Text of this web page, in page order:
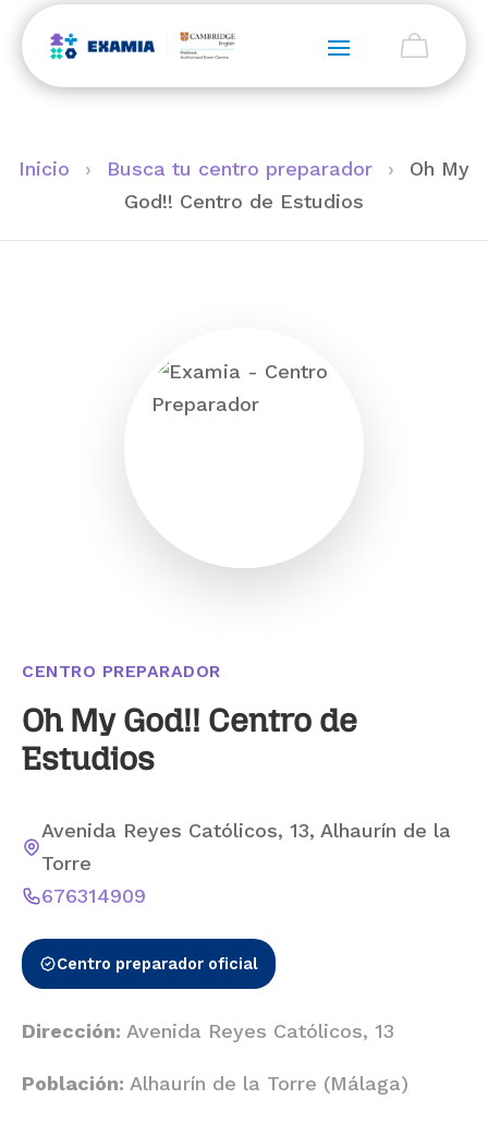
Inicio › Busca tu centro preparador ›
Oh My
God!! Centro de Estudios
CENTRO PREPARADOR
Oh My God!! Centro de
Estudios
Avenida Reyes Católicos, 13, Alhaurín de la
Torre
676314909
Centro preparador oficial
Dirección: Avenida Reyes Católicos, 13
Población: Alhaurín de la Torre (Málaga)